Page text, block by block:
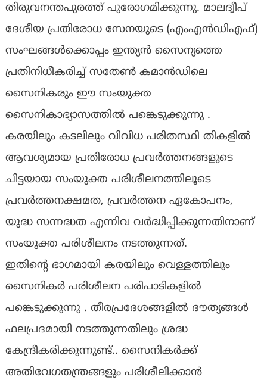
തിരുവനന്തപുരത്ത് പുരോഗമിക്കുന്നു. മാലദ്വീപ്
ദേശീയ പ്രതിരോധ സേനയുടെ (എം‌എൻ‌ഡി‌എഫ്)
സംഘങ്ങൾക്കൊപ്പം ഇന്ത്യൻ സൈന്യത്തെ
പ്രതിനിധീകരിച്ച് സതേൺ കമാൻഡിലെ
സൈനികരും ഈ സംയുക്ത
സൈനികാഭ്യാസത്തിൽ പങ്കെടുക്കുന്നു .
കരയിലും കടലിലും വിവിധ പരിതസ്ഥി തികളിൽ
ആവശ്യമായ പ്രതിരോധ പ്രവർത്തനങ്ങളുടെ
ചിട്ടയായ സംയുക്ത പരിശീലനത്തിലൂടെ
പ്രവർത്തനക്ഷമത, പ്രവർത്തന ഏകോപനം,
യുദ്ധ സന്നദ്ധത എന്നിവ വർദ്ധിപ്പിക്കുന്നതിനാണ്
സംയുക്ത പരിശീലനം നടത്തുന്നത്.
ഇതിൻ്റെ ഭാഗമായി കരയിലും വെള്ളത്തിലും
സൈനികർ പരിശീലന പരിപാടികളിൽ
പങ്കെടുക്കുന്നു . തീരപ്രദേശങ്ങളിൽ ദൗത്യങ്ങൾ
ഫലപ്രദമായി നടത്തുന്നതിലും ശ്രദ്ധ
കേന്ദ്രീകരിക്കുന്നുണ്ട്.. സൈനികർക്ക്
അതിവേഗതന്ത്രങ്ങളും പരിശീലിക്കാൻ